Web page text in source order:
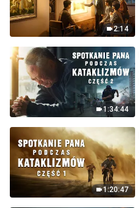
2:14
1:34:44
1:20:47